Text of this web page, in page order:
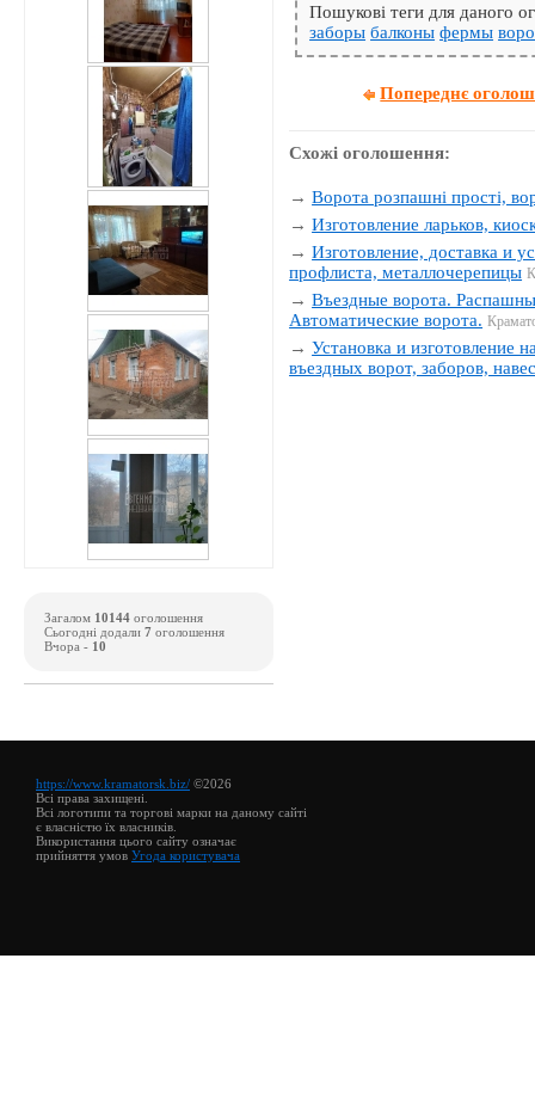
Пошукові теги для даного
заборы балконы фермы
Попереднє
Схожі оголошення:
→Ворота розпашні прості,
→Изготовление ларьков,
→Изготовление, доставка и
профлиста, металлочерепицы
→Въездные ворота.
Автоматические ворота.
→Установка и изготовление
въездных ворот, заборов,
Загалом 10144 оголошення
Сьогодні додали 7 оголошення
Вчора - 10
https://www.kramatorsk.biz/ ©2026
Всі права захищені.
Всі логотипи та торгові марки на даному сайті
є власністю їх власників.
Використання цього сайту означає
прийняття умов Угода користувача